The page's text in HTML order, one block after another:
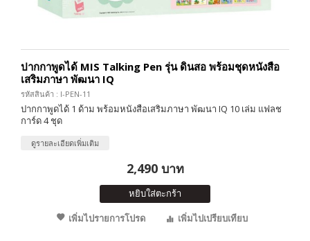
ปากกาพูดได้ MIS Talking Pen รุ่น ดินสอ พร้อมชุดหนังสือ
เสริมภาษา พัฒนา IQ
รหัสสินค้า : I-PEN-11
ปากกาพูดได้ 1 ด้าม พร้อมหนังสือเสริมภาษา พัฒนา IQ 10 เล่ม แฟลช
การ์ด 4 ชุด
ดูรายละเอียดเพิ่มเติม
2,490 บาท
หยิบใส่ตะกร้า
เพิ่มไปรายการโปรด
เพิ่มไปเปรียบเทียบ